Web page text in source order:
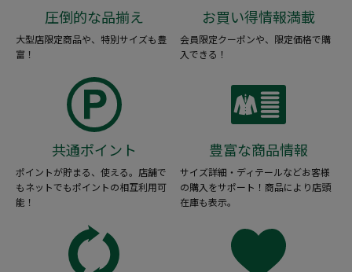
圧倒的な品揃え
大型店限定商品や、特別サイズも豊
富！
お買い得情報満載
会員限定クーポンや、限定価格で購
入できる！
共通ポイント
ポイントが貯まる、使える。店舗で
もネットでもポイントの相互利用可
能！
豊富な商品情報
サイズ詳細・ディテールなどお客様
の購入をサポート！商品により店頭
在庫も表示。